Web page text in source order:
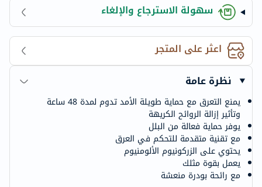
سهولة الاسترجاع والإلغاء
اعثر على المتجر
نظرة عامة
يمنع التعرق مع حماية طويلة الأمد تدوم لمدة 48 ساعة
وتأثير إزالة الروائح الكريهة
يوفر حماية فعالة من البلل
مع تقنية متقدمة للتحكم في العرق
يحتوي على الزركونيوم الألومنيوم
يعمل بقوة مثلك
مع رائحة بودرة منعشة